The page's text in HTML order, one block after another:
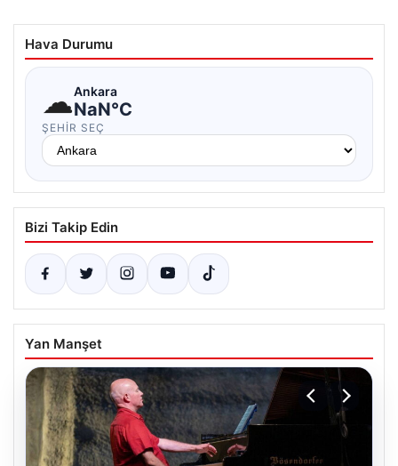
Hava Durumu
☁Ankara
NaN°C
ŞEHIR SEÇ
Bizi Takip Edin
Yan Manşet